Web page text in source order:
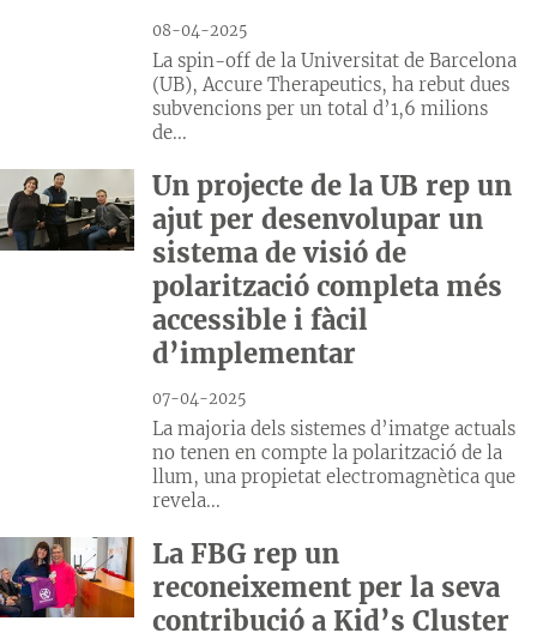
08-04-2025
La spin-off de la Universitat de Barcelona
(UB), Accure Therapeutics, ha rebut dues
subvencions per un total d’1,6 milions
de...
Un projecte de la UB rep un
ajut per desenvolupar un
sistema de visió de
polarització completa més
accessible i fàcil
d’implementar
07-04-2025
La majoria dels sistemes d’imatge actuals
no tenen en compte la polarització de la
llum, una propietat electromagnètica que
revela...
La FBG rep un
reconeixement per la seva
contribució a Kid’s Cluster